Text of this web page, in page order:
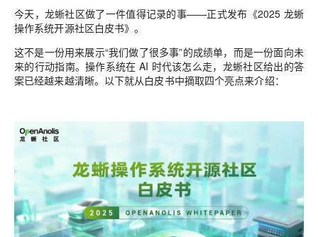
今天，龙蜥社区做了一件值得记录的事——正式发布《2025 龙蜥
操作系统开源社区白皮书》。
这不是一份用来展示“我们做了很多事”的成绩单，而是一份面向未
来的行动指南。操作系统在 AI 时代该怎么走，龙蜥社区给出的答
案已经越来越清晰。以下就从白皮书中摘取四个亮点来介绍：